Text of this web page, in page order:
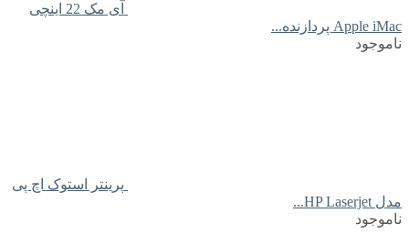
آی مک 22 اینچی
Apple iMac پردازنده...
ناموجود
پرینتر استوک اچ پی
مدل HP Laserjet...
ناموجود